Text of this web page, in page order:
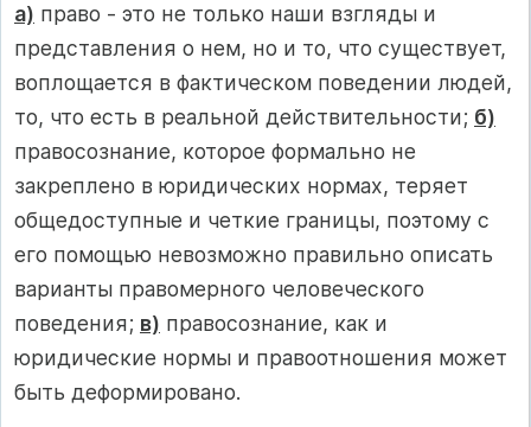
а) право - это не только наши взгляды и
представления о нем, но и то, что существует,
воплощается в фактическом поведении людей,
то, что есть в реальной действительности; б)
правосознание, которое формально не
закреплено в юридических нормах, теряет
общедоступные и четкие границы, поэтому с
его помощью невозможно правильно описать
варианты правомерного человеческого
поведения; в) правосознание, как и
юридические нормы и правоотношения может
быть деформировано.